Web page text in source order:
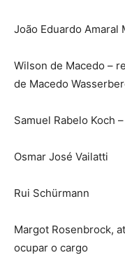
João Eduardo Amaral
Wilson de Macedo –
de Macedo
Samuel Rabelo Koch
Osmar José Vailatti
Rui Schürmann
Margot Rosenbrock,
ocupar o cargo